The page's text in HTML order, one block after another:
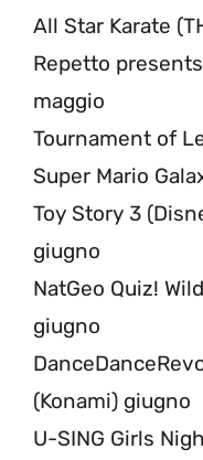
All Star Karate
Repetto
maggio
Tournament of
Super Mario
Toy Story 3
giugno
NatGeo Quiz!
giugno
(Konami) giugno
U-SING Girls